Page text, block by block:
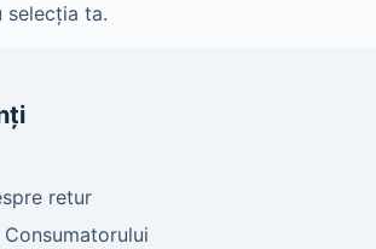
selecția ta.
retur